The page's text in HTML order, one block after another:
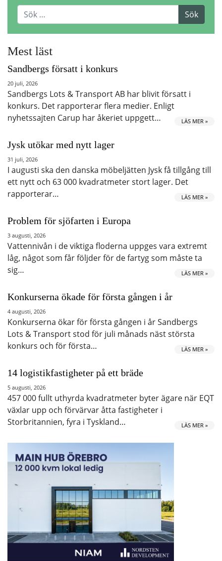
Mest läst
Sandbergs försatt i konkurs
20 juli, 2026
Sandbergs Lots & Transport AB har blivit försatt i
konkurs. Det rapporterar flera medier. Enligt
nyhetssajten Carup har åkeriet uppgett…
LÄS MER »
Jysk utökar med nytt lager
31 juli, 2026
I augusti ska den danska möbeljätten Jysk få tillgång till
ett nytt och 63 000 kvadratmeter stort lager. Det
rapporterar…
LÄS MER »
Problem för sjöfarten i Europa
3 augusti, 2026
Vattennivån i de viktiga floderna uppges vara extremt
låg, något som får följder för de fartyg som måste ta
sig…
LÄS MER »
Konkurserna ökade för första gången i år
4 augusti, 2026
Konkurserna ökar för första gången i år Sandbergs
Lots & Transport stod för juli månads näst största
konkurs och för första…
LÄS MER »
14 logistikfastigheter på ett bräde
5 augusti, 2026
457 000 fullt uthyrda kvadratmeter byter ägare när EQT
växlar upp och förvärvar åtta fastigheter i
Storbritannien, fyra i Tyskland…
LÄS MER »